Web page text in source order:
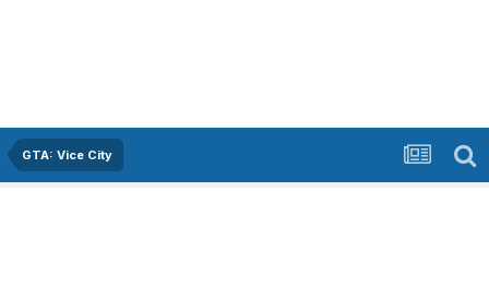
GTA: Vice City